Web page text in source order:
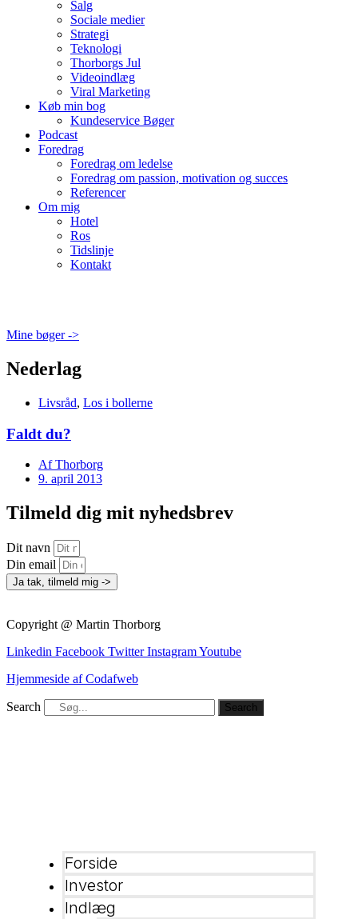
Salg
Sociale medier
Strategi
Teknologi
Thorborgs Jul
Videoindlæg
Viral Marketing
Køb min bog
Kundeservice Bøger
Podcast
Foredrag
Foredrag om ledelse
Foredrag om passion, motivation og succes
Referencer
Om mig
Hotel
Ros
Tidslinje
Kontakt
Mine bøger ->
Nederlag
Livsråd, Los i bollerne
Faldt du?
AfThorborg
9. april 2013
Tilmeld dig mit nyhedsbrev
Dit navn
Din email
Ja tak, tilmeld mig ->
Copyright @ Martin Thorborg
Linkedin Facebook Twitter InstagramYoutube
Hjemmeside af Codafweb
Search Search
Forside
Investor
Indlæg